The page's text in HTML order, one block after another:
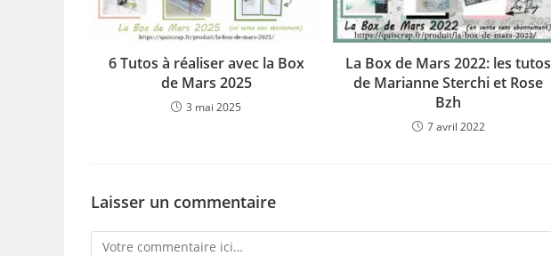
6 Tutos à réaliser avec la Box
de Mars 2025
3 mai 2025
La Box de Mars 2022: les tutos
de Marianne Sterchi et Rose
Bzh
7 avril 2022
Laisser un commentaire
Comment